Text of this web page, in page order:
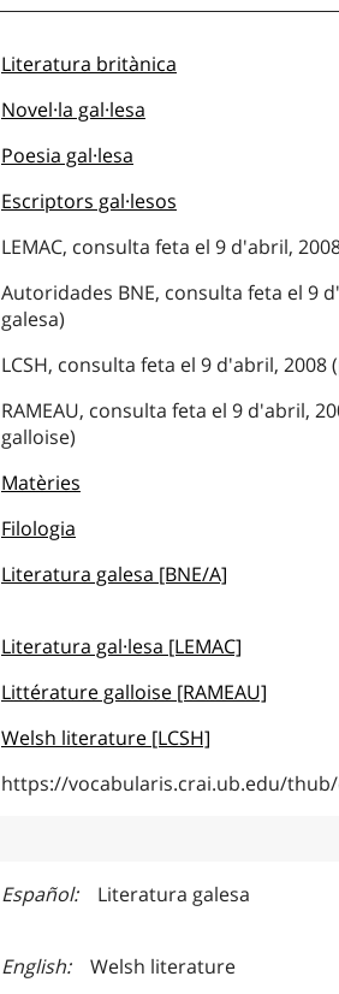
Literatura britànica
Novel·la gal·lesa
Poesia gal·lesa
Escriptors gal·lesos
LEMAC, consulta feta el 9 d'abril,
Autoridades BNE, consulta feta el 9
galesa)
LCSH, consulta feta el 9 d'abril,
RAMEAU, consulta feta el 9 d'abril,
galloise)
Matèries
Filologia
Literatura galesa [BNE/A]
Literatura gal·lesa [LEMAC]
Littérature galloise [RAMEAU]
Welsh literature [LCSH]
https://vocabularis.crai.ub.edu/
Español Literatura galesa
English
Welsh literature